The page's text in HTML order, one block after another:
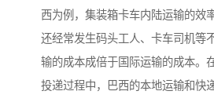
西为例，集装箱卡车内陆运输的效
还经常发生码头工人、卡车司机等
输的成本成倍于国际运输的成本。
投递过程中，巴西的本地运输和快